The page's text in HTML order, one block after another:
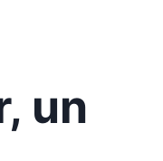
un